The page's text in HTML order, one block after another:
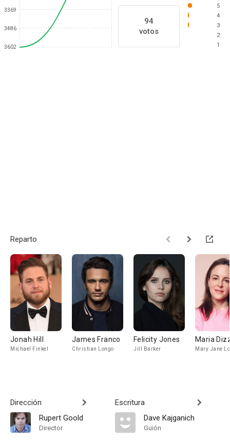
3369
3486
3602
94
votos
5
4
3
2
1
Reparto
Jonah Hill
Michael Finkel
James Franco
Christian Longo
Felicity Jones
Jill Barker
Maria
Mary Jane
Dirección
Rupert Goold
Director
Escritura
Dave Kajganich
Guión